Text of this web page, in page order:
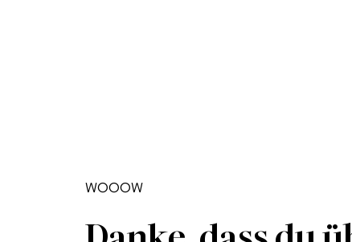
WOOOW